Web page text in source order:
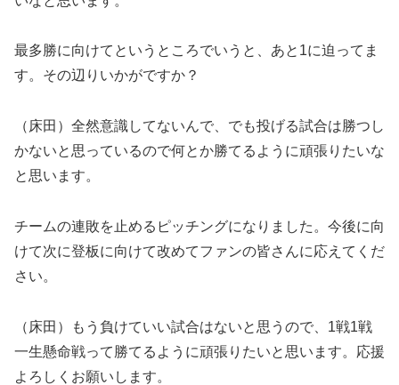
最多勝に向けてというところでいうと、あと1に迫ってま
す。その辺りいかがですか？
（床田）全然意識してないんで、でも投げる試合は勝つし
かないと思っているので何とか勝てるように頑張りたいな
と思います。
チームの連敗を止めるピッチングになりました。今後に向
けて次に登板に向けて改めてファンの皆さんに応えてくだ
さい。
（床田）もう負けていい試合はないと思うので、1戦1戦
一生懸命戦って勝てるように頑張りたいと思います。応援
よろしくお願いします。